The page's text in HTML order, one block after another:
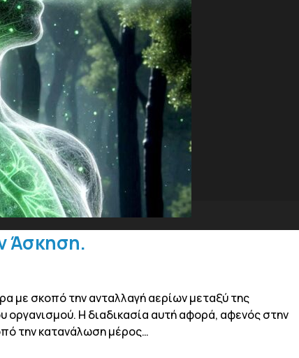
Άσκηση.
με σκοπό την ανταλλαγή αερίων μεταξύ της
Η διαδικασία αυτή αφορά, αφενός στην
την κατανάλωση μέρος…